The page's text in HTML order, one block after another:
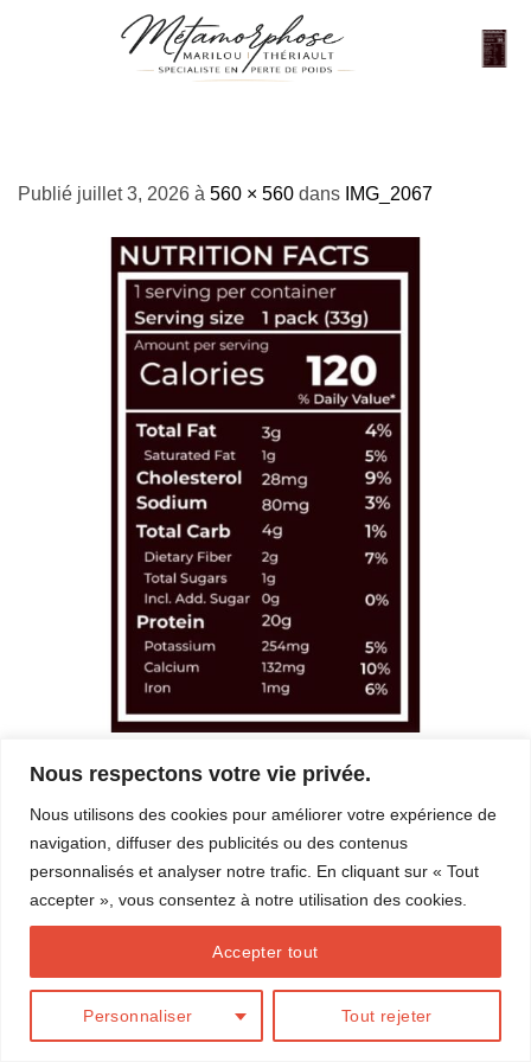
Nous respectons votre vie privée.
Nous utilisons des cookies pour améliorer votre expérience de
navigation, diffuser des publicités ou des contenus
personnalisés et analyser notre trafic. En cliquant sur « Tout
accepter », vous consentez à notre utilisation des cookies.
Personnaliser Tout rejeter
Accepter tout
Publié juillet 3, 2026 à 560 × 560 dans IMG_2067
Les commentaires et les rétroliens sont actuellement fermés.
←Précédent
Suivant→
Copyright 2026 ©
Marilou Thériault